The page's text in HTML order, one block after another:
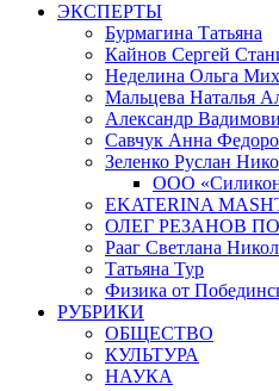
ЭКСПЕРТЫ
Бурмагина Татьяна
Кайнов Сергей
Неделина Ольга
Мальцева Наталья
Александр
Савчук Анна
Зеленко Руслан
ООО
EKATERINA
ОЛЕГ РЕЗАНОВ
Рааг Светлана
Татьяна Тур
Физика от
РУБРИКИ
ОБЩЕСТВО
КУЛЬТУРА
НАУКА